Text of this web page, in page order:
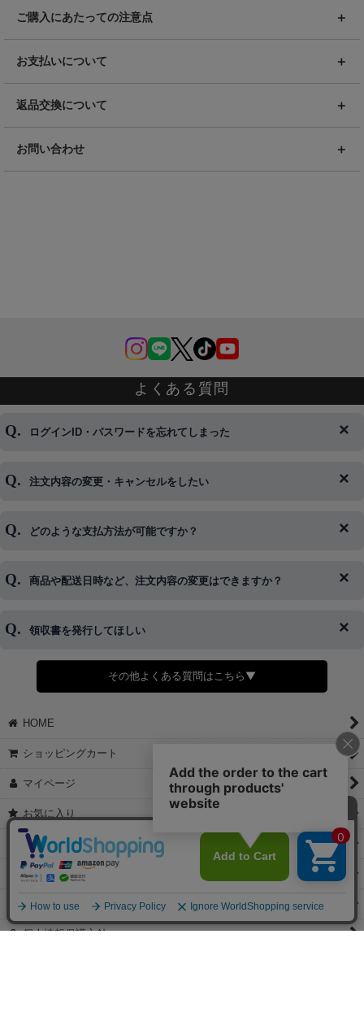
ご購入にあたっての注意点
お支払いについて
返品交換について
お問い合わせ
よくある質問
ログインID・パスワードを忘れてしまった
◆下記ページより、ログインIDの変更が可能です。
注文内容の変更・キャンセルをしたい
◆即日発送を行なっている関係上、午後以降のご連絡やキャンセル
※発送後、発送準備が完了しお手続きが間に合わない場合は変更、
どのような支払方法が可能ですか？
◆代金引換・クレジットカード・携帯キャリア決済・おねだり決
＞詳細は画像をタップ＜
商品や配送日時など、注文内容の変更はできますか？
◆商品発送前の変更は承っております。
さい。
領収書を発行してほしい
◆領収書はご希望頂いた場合のみ発行しております。
【これからご注文する場合】
STEP2「お届け先・お支払い」ページにて備考欄に下記の記載をお
願いします。
②宛名（空欄は上様は不可）
③但し書き（空欄やお品代は不可）
【すでにご注文が完了している場合】
①お電話・メール・LINEにて領収書希望の連絡をお願い致します
②後日、郵送にて領収書を送らせて頂きます。
①マイページから購入履歴→購入内容→領収書発行を選択。
②後日、郵送にて領収書を送らせて頂きます。
その他よくある質問はこちら▼
HOME
ショッピングカート
マイページ
お気に入り
特定商取引法表示
ご利用案内
お問い合せ
個人情報保護方針